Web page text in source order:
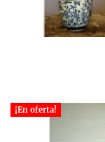
¡En oferta!